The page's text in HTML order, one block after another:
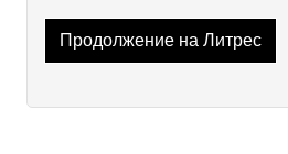
Продолжение на Литрес